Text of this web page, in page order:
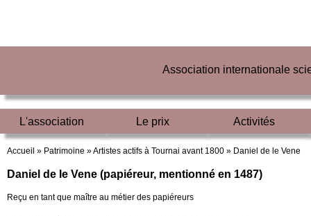
Association internationale
L'association Le prix Activités
Accueil » Patrimoine »Artistes actifs à Tournai avant 1800 » Daniel de le Vene
Daniel de le Vene (papiéreur, mentionné en 1487)
Reçu en tant que maître au métier des papiéreurs